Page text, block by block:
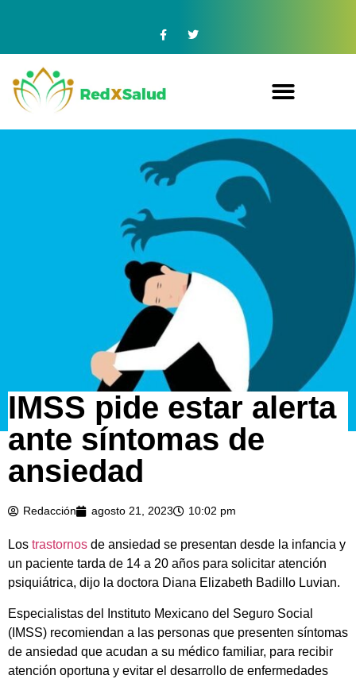
IMSS pide estar alerta
ante síntomas de
ansiedad
Redacción agosto 21, 2023 10:02 pm
Los trastornos de ansiedad se presentan desde la infancia y
un paciente tarda de 14 a 20 años para solicitar atención
psiquiátrica, dijo la doctora Diana Elizabeth Badillo Luvian.
Especialistas del Instituto Mexicano del Seguro Social
(IMSS) recomiendan a las personas que presenten síntomas
de ansiedad que acudan a su médico familiar, para recibir
atención oportuna y evitar el desarrollo de enfermedades